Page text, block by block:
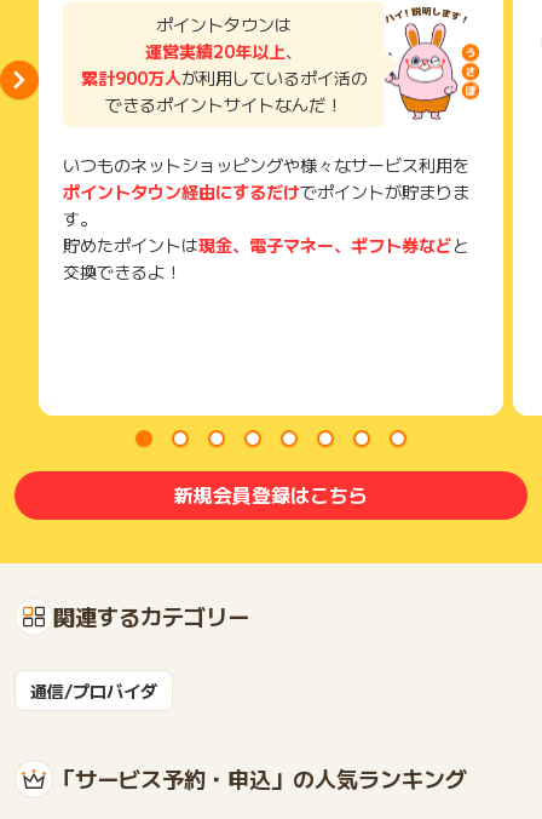
ポイントタウンは
運営実績20年以上、
累計900万人が利用しているポイ活の
できるポイントサイトなんだ！
いつものネットショッピングや様々なサービス利用を
ポイントタウン経由にするだけでポイントが貯まりま
す。
貯めたポイントは現金、電子マネー、ギフト券などと
交換できるよ！
新規会員登録はこちら
関連するカテゴリー
通信/プロバイダ
「サービス予約・申込」の人気ランキング